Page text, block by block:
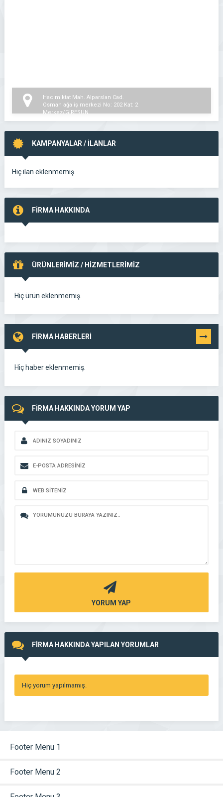
Hacımiktat Mah. Alparslan Cad.
Osman ağa iş merkezi No: 202 Kat: 2
Merkez/GİRESUN
KAMPANYALAR / İLANLAR
Hiç ilan eklenmemiş.
FİRMA HAKKINDA
ÜRÜNLERİMİZ / HİZMETLERİMİZ
Hiç ürün eklenmemiş.
FİRMA HABERLERİ TÜMÜNÜ
GÖR
Hiç haber eklenmemiş.
FİRMA HAKKINDA YORUM YAP
YORUM YAP
FİRMA HAKKINDA YAPILAN YORUMLAR
Hiç yorum yapılmamış.
Footer Menu 1
Footer Menu 2